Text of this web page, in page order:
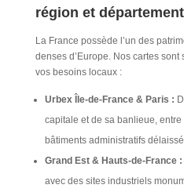
région et département
La France possède l’un des
denses d’Europe. Nos cartes
vos besoins locaux :
Urbex Île-de-France & Paris :
capitale et de sa banlieue,
bâtiments administratifs
Grand Est & Hauts-de-France :
avec des sites industriels